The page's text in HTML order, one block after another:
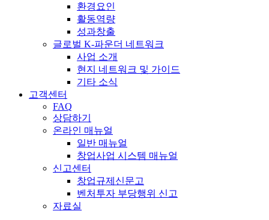
환경요인
활동역량
성과창출
글로벌 K-파운더 네트워크
사업 소개
현지 네트워크 및 가이드
기타 소식
고객센터
FAQ
상담하기
온라인 매뉴얼
일반 매뉴얼
창업사업 시스템 매뉴얼
신고센터
창업규제신문고
벤처투자 부당행위 신고
자료실